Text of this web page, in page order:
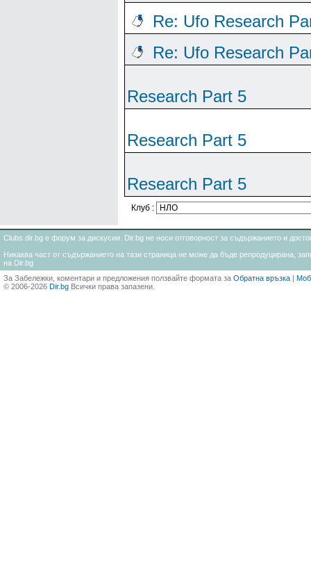
Re: Ufo Research
Re: Ufo Research
Research Part 5
Research Part 5
Research Part 5
Клуб :
Clubs.dir.bg е форум за дискусии. Dir.bg не носи отговорност за съдържанието и
Никаква част от съдържанието на тази страница не може да бъде репродуцирана,
на Dir.bg
За Забележки, коментари и предложения ползвайте формата за Обратна връзка |
© 2006-2026 Dir.bg Всички права запазени.